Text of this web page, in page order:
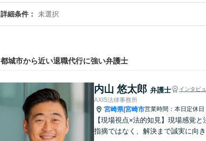
詳細条件 未選択
都城市から近い退職代行に強い弁護士
内山 悠太郎 弁護士 インタビ
AXIS法律事務所
宮崎県|宮崎市営業時間：本日定休日
【現場視点×法的知見】現場感覚
指摘ではなく、解決まで誠実に向